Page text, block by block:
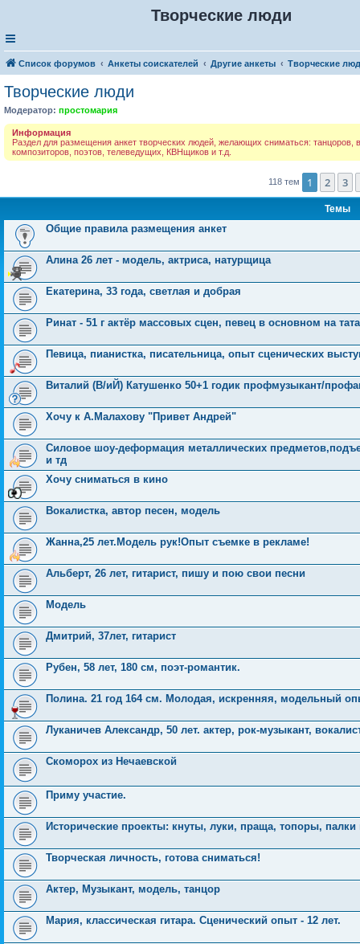
Творческие люди
Список форумов Анкеты соискателей Другие анкеты Творческие
Творческие люди
Модератор: простомария
Информация
Раздел для размещения анкет творческих людей, желающих сниматься: танцоров,
композиторов, поэтов, телеведущих, КВНщиков и т.д.
118 тем 1 2 3
Темы
Общие правила размещения анкет
Алина 26 лет - модель, актриса, натурщица
Екатерина, 33 года, светлая и добрая
Ринат - 51 г актёр массовых сцен, певец в основном на
Певица, пианистка, писательница, опыт сценических
Виталий (В/иЙ) Катушенко 50+1 годик профмузыкант/
Хочу к А.Малахову "Привет Андрей"
Силовое шоу-деформация металлических
и тд
Хочу сниматься в кино
Вокалистка, автор песен, модель
Жанна,25 лет.Модель рук!Опыт съемке в рекламе!
Альберт, 26 лет, гитарист, пишу и пою свои песни
Модель
Дмитрий, 37лет, гитарист
Рубен, 58 лет, 180 см, поэт-романтик.
Полина. 21 год 164 см. Молодая, искренняя, модельный
Луканичев Александр, 50 лет. актер, рок-музыкант,
Скоморох из Нечаевской
Приму участие.
Исторические проекты: кнуты, луки, праща, топоры, палки
Творческая личность, готова сниматься!
Актер, Музыкант, модель, танцор
Мария, классическая гитара. Сценический опыт - 12 лет.